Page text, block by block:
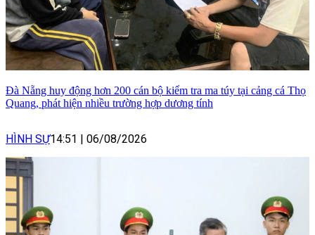
Đà Nẵng huy động hơn 200 cán bộ kiểm tra ma túy tại cảng cá Thọ
Quang, phát hiện nhiều trường hợp dương tính
HÌNH SỰ14:51 06/08/2026